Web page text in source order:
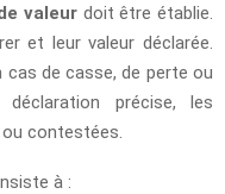
valeur doit être établie.
et leur valeur déclarée.
de casse, de perte ou
précise, les
contestées.
à :